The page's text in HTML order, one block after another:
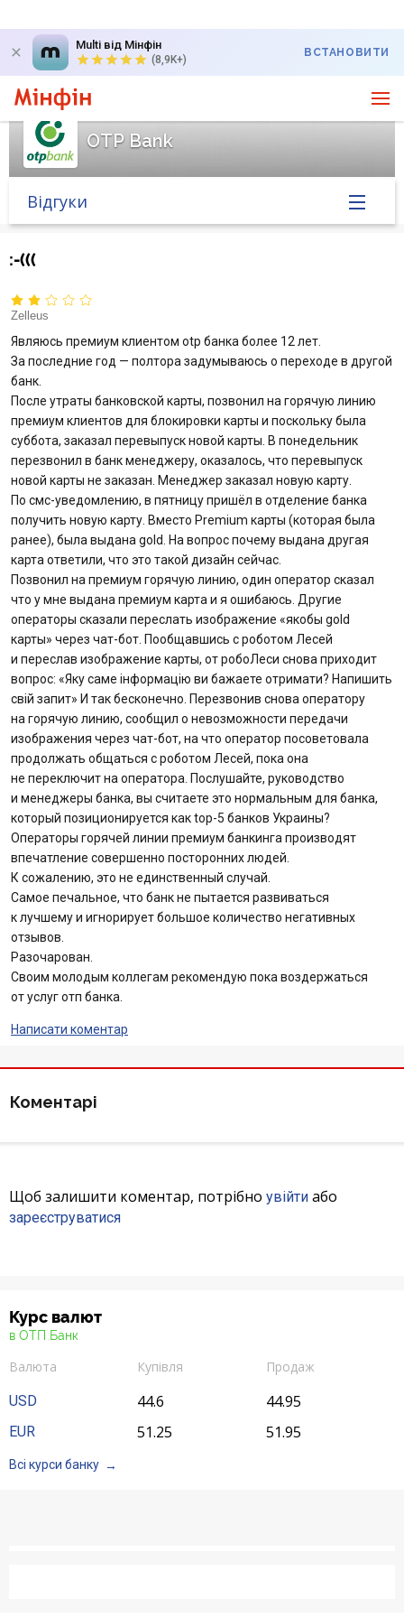
Multi від Мінфін
(8,9K+)
ВСТАНОВИТИ
OTP Bank
Банк у новинах
Курс валют у банку
Питання банку
Відгуки
Відгуки
Депозити юр. осіб
Кредити для бізнеса
Картки
Відділення і банкомати
Інтернет-банкінг
Банки-партнери
Акції
Счета для бизнеса
:-(((
Zelleus
Являюсь премиум клиентом оtp банка более 12 лет.
За последние год — полтора задумываюсь о переходе в другой
банк.
После утраты банковской карты, позвонил на горячую линию
премиум клиентов для блокировки карты и поскольку была
суббота, заказал перевыпуск новой карты. В понедельник
перезвонил в банк менеджеру, оказалось, что перевыпуск
новой карты не заказан. Менеджер заказал новую карту.
По смс-уведомлению, в пятницу пришёл в отделение банка
получить новую карту. Вместо Premium карты (которая была
ранее), была выдана gold. На вопрос почему выдана другая
карта ответили, что это такой дизайн сейчас.
Позвонил на премиум горячую линию, один оператор сказал
что у мне выдана премиум карта и я ошибаюсь. Другие
операторы сказали переслать изображение «якобы gold
карты» через чат-бот. Пообщавшись с роботом Лесей
и переслав изображение карты, от робоЛеси снова приходит
вопрос: «Яку саме iнформацiю ви бажаете отримати? Напишить
свiй запит» И так бесконечно. Перезвонив снова оператору
на горячую линию, сообщил о невозможности передачи
изображения через чат-бот, на что оператор посоветовала
продолжать общаться с роботом Лесей, пока она
не переключит на оператора. Послушайте, руководство
и менеджеры банка, вы считаете это нормальным для банка,
который позиционируется как top-5 банков Украины?
Операторы горячей линии премиум банкинга производят
впечатление совершенно посторонних людей.
К сожалению, это не единственный случай.
Самое печальное, что банк не пытается развиваться
к лучшему и игнорирует большое количество негативных
отзывов.
Разочарован.
Своим молодым коллегам рекомендую пока воздержаться
от услуг отп банка.
Написати коментар
Коментарі
Щоб залишити коментар, потрібно увійти або
зареєструватися
Курс валют
в ОТП Банк
Валюта Купівля
Продаж
USD
44.6 44.95
EUR 51.25 51.95
Всі курси банку